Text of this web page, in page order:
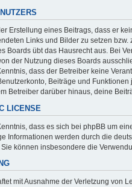
Erstellung eines Beitrags, dass er
Links und Bilder zu setzen bzw.
Boards übt das Hausrecht aus. Bei
der Nutzung dieses Boards
dass der Betreiber keine
Beiträge und
Betreiber darüber hinaus, deine
LICENSE
dass es sich bei phpBB um
Informationen werden durch die
können insbesondere die
mit Ausnahme der Verletzung von